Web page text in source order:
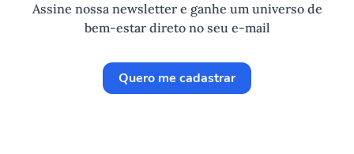
Assine nossa newsletter e ganhe um universo de
bem-estar direto no seu e-mail
Quero me cadastrar